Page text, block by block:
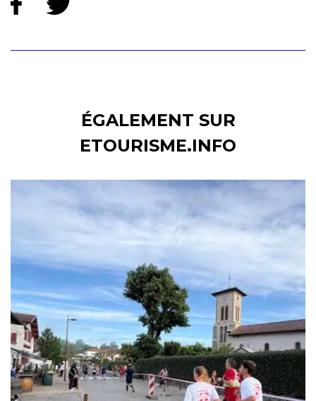
ÉGALEMENT SUR
ETOURISME.INFO